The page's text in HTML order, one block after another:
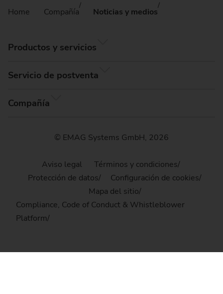
Home Compañía Noticias y medios
Productos y servicios
Servicio de postventa
Compañía
© EMAG Systems GmbH, 2026
Aviso legal
Términos y condiciones
Protección de datos
Configuración de cookies
Mapa del sitio
Compliance, Code of Conduct & Whistleblower
Platform